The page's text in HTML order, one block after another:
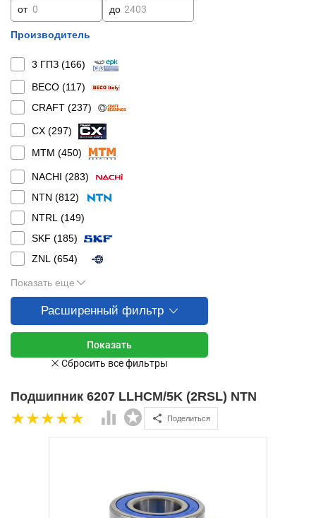
от до
Производитель
3 ГПЗ (166)
BECO (117)
CRAFT (237)
CX (297)
MTM (450)
NACHI (283)
NTN (812)
NTRL (149)
SKF (185)
ZNL (654)
Показать еще
Расширенный фильтр
Подшипник 6207 LLHCM/5K (2RSL) NTN
Поделиться